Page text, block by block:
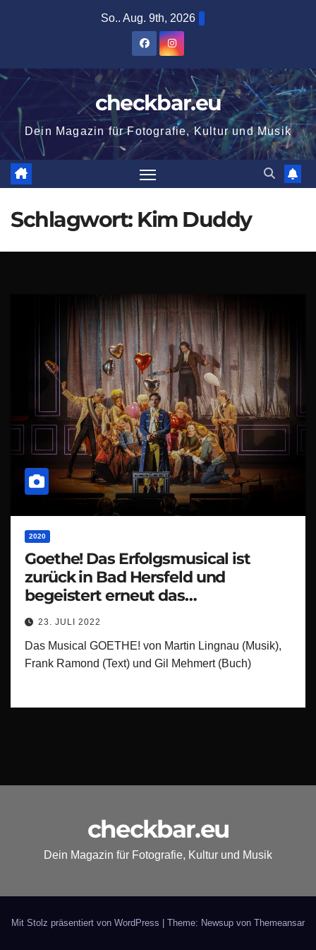
So.. Aug. 9th, 2026
checkbar.eu
Dein Magazin für Fotografie, Kultur und Musik
Schlagwort: Kim Duddy
2020
Goethe! Das Erfolgsmusical ist
zurück in Bad Hersfeld und
begeistert erneut das
Festspielpublikum
23. JULI 2022
Das Musical GOETHE! von Martin Lingnau (Musik),
Frank Ramond (Text) und Gil Mehmert (Buch)
checkbar.eu
Dein Magazin für Fotografie, Kultur und Musik
Mit Stolz präsentiert von WordPress | Theme: Newsup von Themeansar